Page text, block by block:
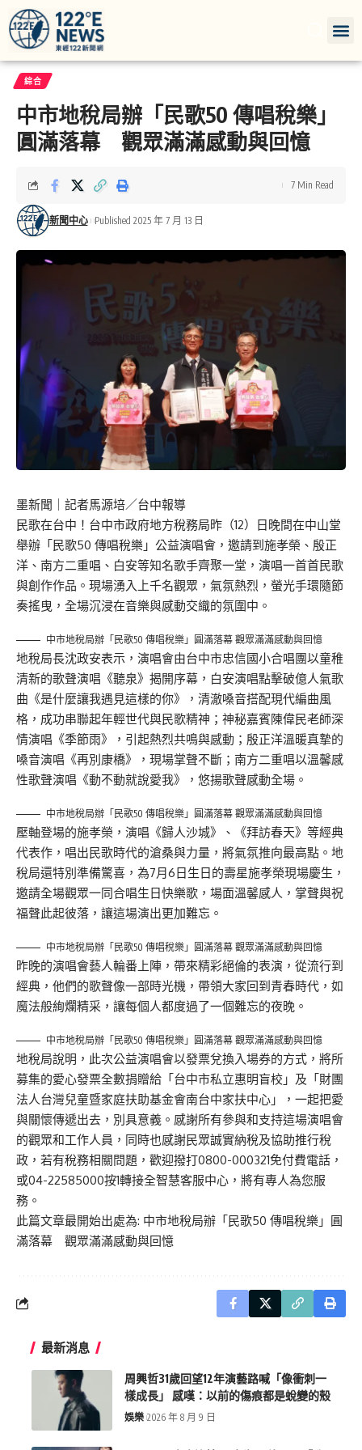
綜合
中市地稅局辦「民歌50 傳唱稅樂」
圓滿落幕 觀眾滿滿感動與回憶
新聞中心 Published 2025 年 7 月 13 日
7 Min Read
墨新聞 ｜記者馬源培／台中報導
民歌在台中！台中市政府地方稅務局昨（12）日晚間在中山堂
舉辦「民歌50 傳唱稅樂」公益演唱會，邀請到施孝榮、殷正
洋、南方二重唱、白安等知名歌手齊聚一堂，演唱一首首民歌
與創作作品。現場湧入上千名觀眾，氣氛熱烈，螢光手環隨節
奏搖曳，全場沉浸在音樂與感動交織的氛圍中。
中市地稅局辦「民歌50 傳唱稅樂」圓滿落幕 觀眾滿滿感動與回憶
地稅局長沈政安表示，演唱會由台中市忠信國小合唱團以童稚
清新的歌聲演唱《聽泉》揭開序幕，白安演唱點擊破億人氣歌
曲《是什麼讓我遇見這樣的你》，清澈嗓音搭配現代編曲風
格，成功串聯起年輕世代與民歌精神；神秘嘉賓陳偉民老師深
情演唱《季節雨》，引起熱烈共鳴與感動；殷正洋溫暖真摯的
嗓音演唱《再別康橋》，現場掌聲不斷；南方二重唱以溫馨感
性歌聲演唱《動不動就說愛我》，悠揚歌聲感動全場。
中市地稅局辦「民歌50 傳唱稅樂」圓滿落幕 觀眾滿滿感動與回憶
壓軸登場的施孝榮，演唱《歸人沙城》、《拜訪春天》等經典
代表作，唱出民歌時代的滄桑與力量，將氣氛推向最高點。地
稅局還特別準備驚喜，為7月6日生日的壽星施孝榮現場慶生，
邀請全場觀眾一同合唱生日快樂歌，場面溫馨感人，掌聲與祝
福聲此起彼落，讓這場演出更加難忘。
中市地稅局辦「民歌50 傳唱稅樂」圓滿落幕 觀眾滿滿感動與回憶
昨晚的演唱會藝人輪番上陣，帶來精彩絕倫的表演，從流行到
經典，他們的歌聲像一部時光機，帶領大家回到青春時代，如
魔法般絢爛精采，讓每個人都度過了一個難忘的夜晚。
中市地稅局辦「民歌50 傳唱稅樂」圓滿落幕 觀眾滿滿感動與回憶
地稅局說明，此次公益演唱會以發票兌換入場券的方式，將所
募集的愛心發票全數捐贈給「台中市私立惠明盲校」及「財團
法人台灣兒童暨家庭扶助基金會南台中家扶中心」，一起把愛
與關懷傳遞出去，別具意義。感謝所有參與和支持這場演唱會
的觀眾和工作人員，同時也感謝民眾誠實納稅及協助推行稅
政，若有稅務相關問題，歡迎撥打0800-000321免付費電話，
或04-22585000按1轉接全智慧客服中心，將有專人為您服
務。
此篇文章最開始出處為: 中市地稅局辦「民歌50 傳唱稅樂」圓
滿落幕 觀眾滿滿感動與回憶
最新消息
周興哲31歲回望12年演藝路喊「像衝刺一
樣成長」 感嘆：以前的傷痕都是蛻變的殼
娛樂 2026 年 8 月 9 日